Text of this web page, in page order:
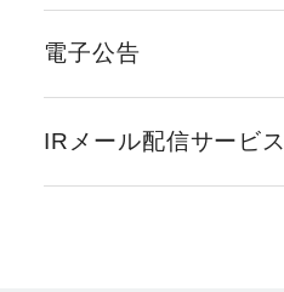
電子公告
IRメール配信サービス